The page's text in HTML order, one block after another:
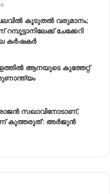
കൂടുതൽ വരുമാനം;
റമ്പൂട്ടാനിലേക്ക് ചേക്കേറി
കർഷകർ
ആനയുടെ കുത്തേറ്റ്
സഖാവിനോടാണ്,
കുത്തരുത്’: അര്‍ജുന്‍